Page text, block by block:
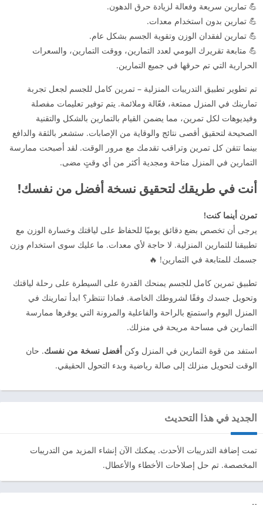
💪 تمارين سريعة وفعالة لزيادة حرق الدهون.
💪 تمارين بدون استخدام معدات.
💪 تمارين لفقدان الوزن وتقوية الجسم بشكل عام.
💪 متابعة تقريرك اليومي لعدد التمارين، ووقت التمارين، والسعرات
الحرارية التي تم حرقها في جميع التمارين.
تم تطوير تطبيق التدريبات المنزلية – تمرين كامل للجسم لجعل تجربة
تمارينك في المنزل ممتعة، فعّالة وملائمة. يتم توفير تعليمات مفصلة
وفيديوهات لكل تمرين، مما يضمن القيام بالتمارين بالشكل والتقنية
الصحيحة لتحقيق أقصى نتائج والوقاية من الإصابات. ستشعر بالثقة والدافع
بينما تتقن كل تمرين وتراقب تقدمك مع مرور الوقت. لقد أصبحت ممارسة
التمارين في المنزل متاحة ومجدية أكثر من أي وقتٍ مضى.
أنت في طريقك لتحقيق نسخة أفضل من نفسك!
تمرن أينما كنت!
يرجى أن تخصص بضع دقائق يوميًا للحفاظ على لياقتك وخسارة الوزن مع
تطبيقنا للتمارين المنزلية. لا حاجة لأي معدات. ما عليك سوى استخدام وزن
جسمك للمتابعة في التمارين! 🔥
تطبيق تمرين كامل للجسم يمنحك القدرة على السيطرة على رحلة لياقتك
وتحويل جسدك وفقًا لشروطك الخاصة. فماذا تنتظر؟ ابدأ تمارينك في
المنزل اليوم واستمتع بالراحة والفاعلية والمرونة التي يوفرها ممارسة
التمارين في مساحة مريحة في منزلك.
استفد من قوة التمارين في المنزل وكن أفضل نسخة من نفسك. حان
الوقت لتحويل منزلك إلى صالة رياضية وبدء التحول الحقيقي.
الجديد في هذا التحديث
تمت إضافة التدريبات الأحدث. يمكنك الآن إنشاء المزيد من التدريبات
المخصصة. تم حل إصلاحات الأخطاء والأعطال.